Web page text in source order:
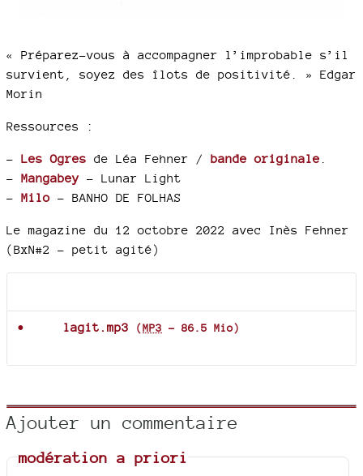
« Préparez-vous à accompagner l’improbable s’il
survient, soyez des îlots de positivité. » Edgar
Morin
Ressources :
– Les Ogres de Léa Fehner / bande originale
– Mangabey - Lunar Light
– Milo - BANHO DE FOLHAS
Le magazine du 12 octobre 2022 avec Inès Fehner
(BxN#2 - petit agité)
lagit.mp3 (MP3 - 86.5 Mio)
Ajouter un commentaire
modération a priori